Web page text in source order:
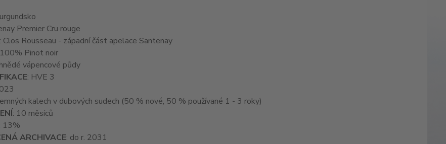
Premier Cru rouge
Clos Rousseau - západní část apelace Santenay
Pinot noir
vápencové půdy
: HVE 3
kalech v dubových sudech (50 % nové, 50 % používané 1 - 3 roky)
: 10 měsíců
13%
ARCHIVACE: do r. 2031